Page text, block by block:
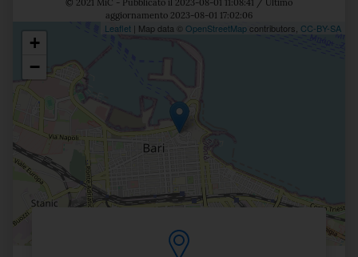
© 2021 MiC - Pubblicato il 2023-08-01 11:08:41 / Ultimo
aggiornamento 2023-08-01 17:02:06
Posizione
+
−
Leaflet | Map data © OpenStreetMapcontributors, CC-BY-SA